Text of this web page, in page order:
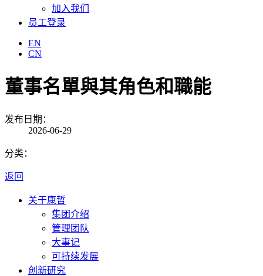
加入我们
员工登录
EN
CN
董事名單與其角色和職能
发布日期：
2026-06-29
分类：
返回
关于康哲
集团介绍
管理团队
大事记
可持续发展
创新研究